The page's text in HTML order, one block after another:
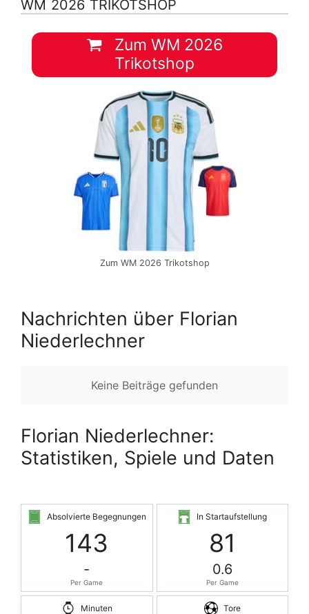
WM 2026 TRIKOTSHOP
Zum WM 2026
Trikotshop
Zum WM 2026 Trikotshop
Nachrichten über Florian
Niederlechner
Keine Beiträge gefunden
Florian Niederlechner:
Statistiken, Spiele und Daten
Absolvierte Begegnungen
143
-
Per Game
In Startaufstellung
81
0.6
Per Game
Minuten Tore